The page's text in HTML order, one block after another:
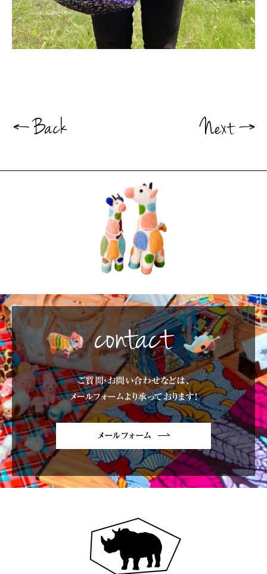
contact
ご質問・お問い合わせなどは、
メールフォームより承っております!
メールフォーム